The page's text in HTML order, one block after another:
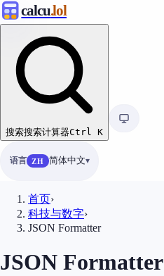
calcu.lol
搜索搜索计算器Ctrl K
语言 ZH 简体中文
首页›
科技与数字›
JSON Formatter
JSON Formatter